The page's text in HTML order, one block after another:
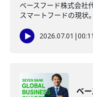
ベースフード株式会社
スマートフードの現状。
2026.07.01 |
ベ